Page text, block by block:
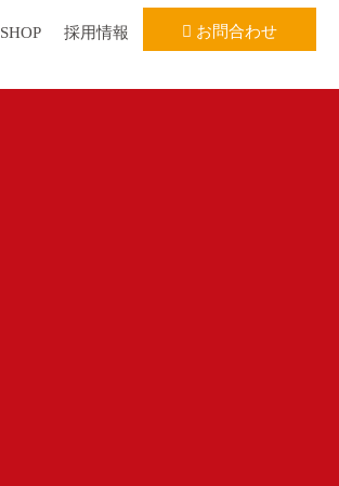
SHOP 採用情報 お問合わせ